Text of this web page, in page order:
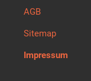
AGB
Sitemap
Impressum